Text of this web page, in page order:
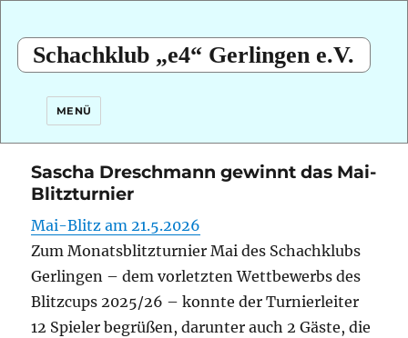
Schachklub „e4“ Gerlingen e.V.
MENÜ
Sascha Dreschmann gewinnt das Mai-
Blitzturnier
Mai-Blitz am 21.5.2026
Zum Monatsblitzturnier Mai des Schachklubs
Gerlingen – dem vorletzten Wettbewerbs des
Blitzcups 2025/26 – konnte der Turnierleiter
12 Spieler begrüßen, darunter auch 2 Gäste, die